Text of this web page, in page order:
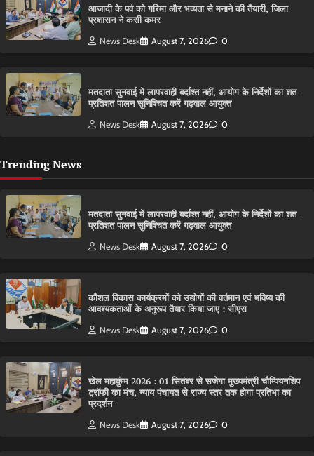
आजादी के पर्व को गरिमा और भव्यता से मनाने की तैयारी, जिला
प्रशासन ने कसी कमर
News Desk August 7, 2026 0
मतदाता सुनवाई में लापरवाही बर्दाश्त नहीं, आयोग के निर्देशों का शत-
प्रतिशत पालन सुनिश्चित करें गढ़वाल आयुक्त
News Desk August 7, 2026 0
Trending News
मतदाता सुनवाई में लापरवाही बर्दाश्त नहीं, आयोग के निर्देशों का शत-
प्रतिशत पालन सुनिश्चित करें गढ़वाल आयुक्त
News Desk August 7, 2026 0
कौशल विकास कार्यक्रमों को उद्योगों की वर्तमान एवं भविष्य की
आवश्यकताओं के अनुरूप तैयार किया जाए : सीएस
News Desk August 7, 2026 0
खेल महाकुंभ 2026 : 01 सितंबर से सजेगा मुख्यमंत्री चौम्पियनशिप
ट्रॉफी का मंच, न्याय पंचायत से राज्य स्तर तक होगा प्रतिभा का
प्रदर्शन
News Desk August 7, 2026 0